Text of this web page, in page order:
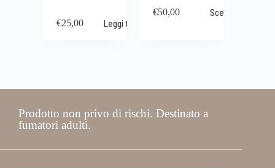
€25,00 Leggi tutto
€50,00 Scegli
Prodotto non privo di rischi. Destinato a
fumatori adulti.